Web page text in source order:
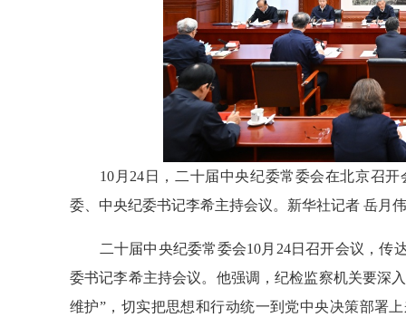
10月24日，二十届中央纪委常委会在北京召开
委、中央纪委书记李希主持会议。新华社记者 岳月
二十届中央纪委常委会10月24日召开会议，传
委书记李希主持会议。他强调，纪检监察机关要深
维护”，切实把思想和行动统一到党中央决策部署